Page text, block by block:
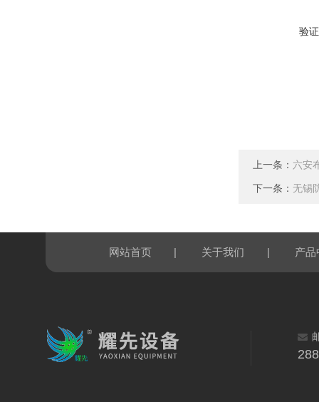
验
上一条： 六安
下一条： 无锡
网站首页 | 关于我们 | 产品